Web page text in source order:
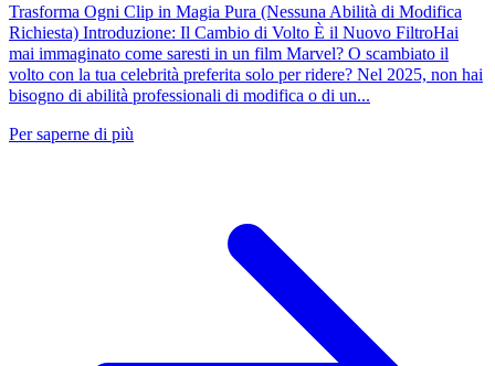
Trasforma Ogni Clip in Magia Pura (Nessuna Abilità di Modifica
Richiesta) Introduzione: Il Cambio di Volto È il Nuovo FiltroHai
mai immaginato come saresti in un film Marvel? O scambiato il
volto con la tua celebrità preferita solo per ridere? Nel 2025, non hai
bisogno di abilità professionali di modifica o di un...
Per saperne di più